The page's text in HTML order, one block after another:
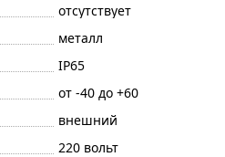
отсутствует
металл
IP65
от -40 до +60
внешний
220 вольт